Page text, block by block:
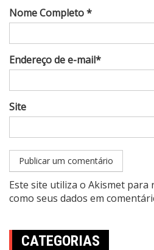
Nome Completo *
Endereço de e-mail*
Site
Este site utiliza o Akismet para
como seus dados em
CATEGORIAS